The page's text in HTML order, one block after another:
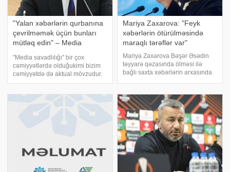
"Yalan xəbərlərin qurbanına
çevrilməmək üçün bunları
mütləq edin" – Media
"Media savadlılığı" bir çox
cəmiyyətlərdə olduğukimi bizim
cəmiyyətdə də aktual mövzudur.
Bu gün Azərbaycan
üçün səhih məlumatların
əlçatanlığı yüksək olsa da,
bizpraktikada bunu
Mariya Zaxarova: "Feyk
xəbərlərin ötürülməsində
maraqlı tərəflər var"
Mariya Zaxarova Bəşər Əsədin
təyyarə qəzasında ölməsi ilə
bağlı saxta xəbərlərin arxasında
olduğunu bildirib. xəbər verir ki,
bu barədə TASS məlumat verib:
"Bu